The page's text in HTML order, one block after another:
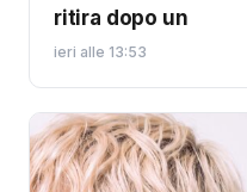
ritira dopo un
ieri alle 13:53